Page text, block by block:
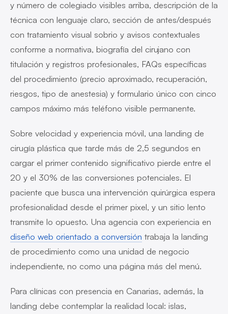
y número de colegiado visibles arriba, descripción de la
técnica con lenguaje claro, sección de antes/después
con tratamiento visual sobrio y avisos contextuales
conforme a normativa, biografía del cirujano con
titulación y registros profesionales, FAQs específicas
del procedimiento (precio aproximado, recuperación,
riesgos, tipo de anestesia) y formulario único con cinco
campos máximo más teléfono visible permanente.
Sobre velocidad y experiencia móvil, una landing de
cirugía plástica que tarde más de 2,5 segundos en
cargar el primer contenido significativo pierde entre el
20 y el 30% de las conversiones potenciales. El
paciente que busca una intervención quirúrgica espera
profesionalidad desde el primer pixel, y un sitio lento
transmite lo opuesto. Una agencia con experiencia en
diseño web orientado a conversión trabaja la landing
de procedimiento como una unidad de negocio
independiente, no como una página más del menú.
Para clínicas con presencia en Canarias, además, la
landing debe contemplar la realidad local: islas,